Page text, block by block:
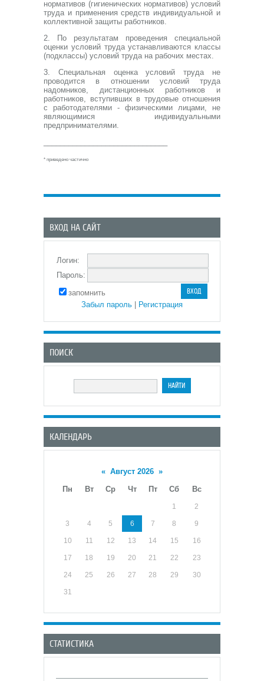
нормативов (гигиенических нормативов) условий
труда и применения средств индивидуальной и
коллективной защиты работников.
2. По результатам проведения специальной
оценки условий труда устанавливаются классы
(подклассы) условий труда на рабочих местах.
3. Специальная оценка условий труда не
проводится в отношении условий труда
надомников, дистанционных работников и
работников, вступивших в трудовые отношения
с работодателями - физическими лицами, не
являющимися индивидуальными
предпринимателями.
* приведено частично
ВХОД НА САЙТ
Логин:
Пароль:
запомнить
Забыл пароль
Регистрация
ПОИСК
КАЛЕНДАРЬ
« Август 2026 »
Пн
Вт Ср Чт Пт Сб Вс
1 2
3 4 5 6 7 8 9
10 11 12 13 14 15 16
17 18 19 20 21 22 23
24 25 26 27 28 29 30
31
СТАТИСТИКА